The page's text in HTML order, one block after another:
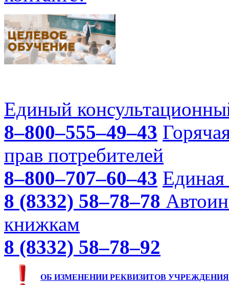
Единый
8–800–555–49–43
прав потребителей
8–800–707–60–43 Единая
8 (8332) 58–78–78
книжкам
8 (8332) 58–78–92
ОБ ИЗМЕНЕНИИ РЕКВИЗИТОВ УЧРЕЖДЕНИЯ